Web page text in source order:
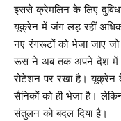
इससे क्रेमलिन के लिए
यूक्रेन में जंग लड़ रहीं अधिक
नए रंगरूटों को भेजा जाए
रूस ने अब तक अपने देश में
रोटेशन पर रखा है। यूक्रेन
सैनिकों को ही भेजा है।
संतुलन को बदल दिया है।